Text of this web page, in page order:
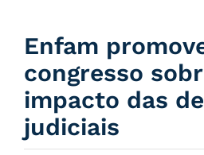
Enfam
congresso
impacto das
judiciais